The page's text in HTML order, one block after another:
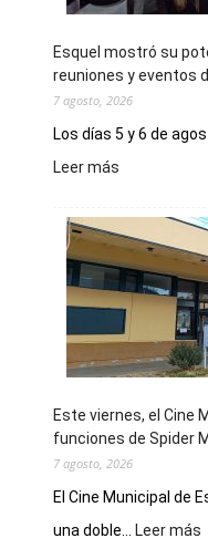
Esquel mostró su
reuniones y eventos
7 agosto, 2026
Los días 5 y 6 de
Leer más
su
potencial
como
destino
de
reuniones
y
deportivos
Este viernes, el Cine
funciones de Spider
7 agosto, 2026
El Cine Municipal de
una doble...
Leer más